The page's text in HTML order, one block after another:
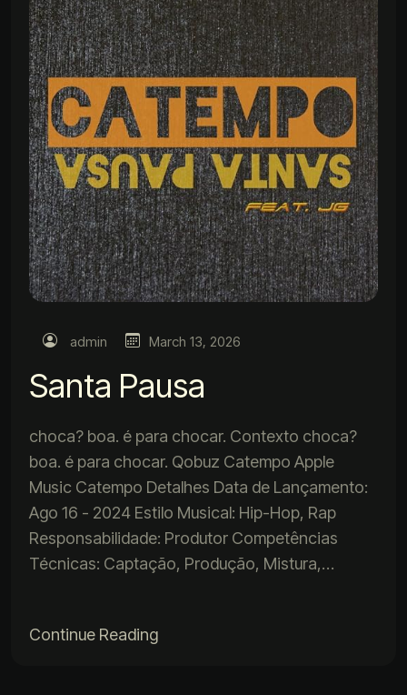
admin March 13, 2026
Santa Pausa
choca? boa. é para chocar. Contexto choca?
boa. é para chocar. Qobuz Catempo Apple
Music Catempo Detalhes Data de Lançamento:
Ago 16 - 2024 Estilo Musical: Hip-Hop, Rap
Responsabilidade: Produtor Competências
Técnicas: Captação, Produção, Mistura,…
Continue Reading